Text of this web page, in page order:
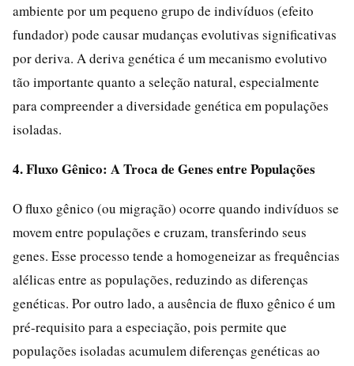
ambiente por um pequeno grupo de indivíduos (efeito
fundador) pode causar mudanças evolutivas significativas
por deriva. A deriva genética é um mecanismo evolutivo
tão importante quanto a seleção natural, especialmente
para compreender a diversidade genética em populações
isoladas.
4. Fluxo Gênico: A Troca de Genes entre Populações
O fluxo gênico (ou migração) ocorre quando indivíduos se
movem entre populações e cruzam, transferindo seus
genes. Esse processo tende a homogeneizar as frequências
alélicas entre as populações, reduzindo as diferenças
genéticas. Por outro lado, a ausência de fluxo gênico é um
pré-requisito para a especiação, pois permite que
populações isoladas acumulem diferenças genéticas ao